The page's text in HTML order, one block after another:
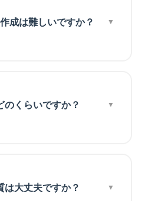
成は難しいですか？
のくらいですか？
は大丈夫ですか？